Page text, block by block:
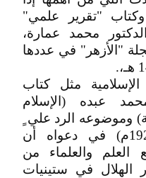
وكتاب "تقرير علمي"
محمد عمارة،
"الأزهر" في عددها
مثل كتاب
عبده (الإسلام
وموضوعه الرد علي
فرح أنطون (1874 ـ 1922م) في دعواه أن
العلم والعلماء من
الهلال في ستينيات